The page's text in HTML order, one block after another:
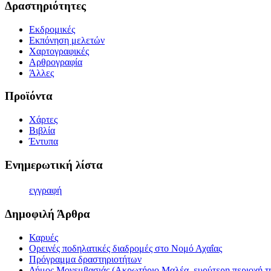
Δραστηριότητες
Εκδρομικές
Εκπόνηση μελετών
Χαρτογραφικές
Αρθρογραφία
Άλλες
Προϊόντα
Χάρτες
Βιβλία
Έντυπα
Ενημερωτική λίστα
εγγραφή
Δημοφιλή Άρθρα
Καρυές
Ορεινές ποδηλατικές διαδρομές στο Νομό Αχαΐας
Πρόγραμμα δραστηριοτήτων